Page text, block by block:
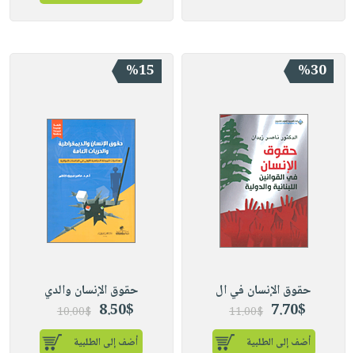
%30
حقوق الإنسان في ال
7.70$
11.00$
أضف إلى الطلبية
%15
حقوق الإنسان والدي
8.50$
10.00$
أضف إلى الطلبية